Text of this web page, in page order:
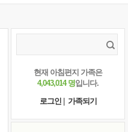
현재 아침편지 가족은
4,043,014 명입니다.
로그인
가족되기